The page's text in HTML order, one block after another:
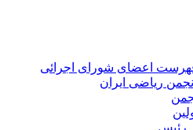
اعضای شورای اجرائی
ریاضی ایران
رئیس